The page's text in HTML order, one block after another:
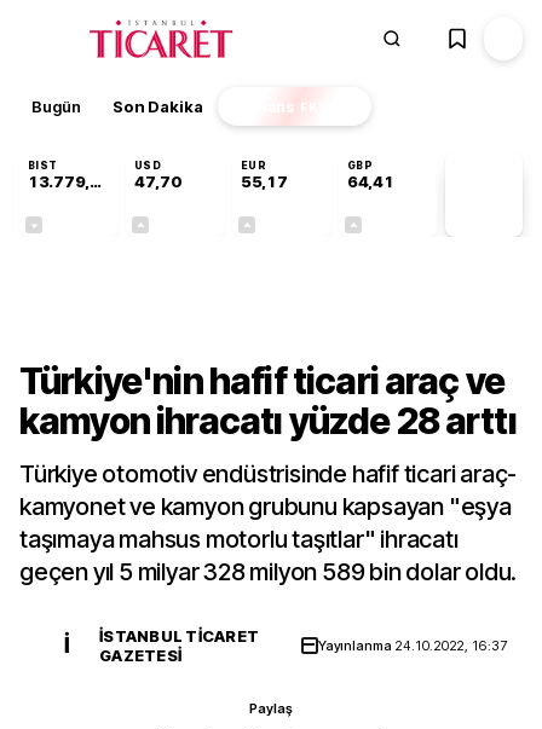
Bugün Son Dakika Finans EKSTRA
BIST
13.779,39
USD
47,70
EUR
55,17
GBP
64,41
Türkiye'nin hafif ticari araç ve
kamyon ihracatı yüzde 28 arttı
Türkiye otomotiv endüstrisinde hafif ticari araç-
kamyonet ve kamyon grubunu kapsayan "eşya
taşımaya mahsus motorlu taşıtlar" ihracatı
geçen yıl 5 milyar 328 milyon 589 bin dolar oldu.
İ
İSTANBUL TICARET
GAZETESI
Yayınlanma 24.10.2022, 16:37
Paylaş